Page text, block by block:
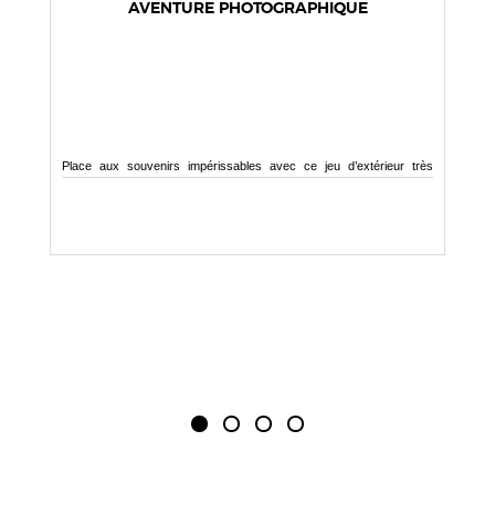
AVENTURE PHOTOGRAPHIQUE
Place aux souvenirs impérissables avec ce jeu d’extérieur très